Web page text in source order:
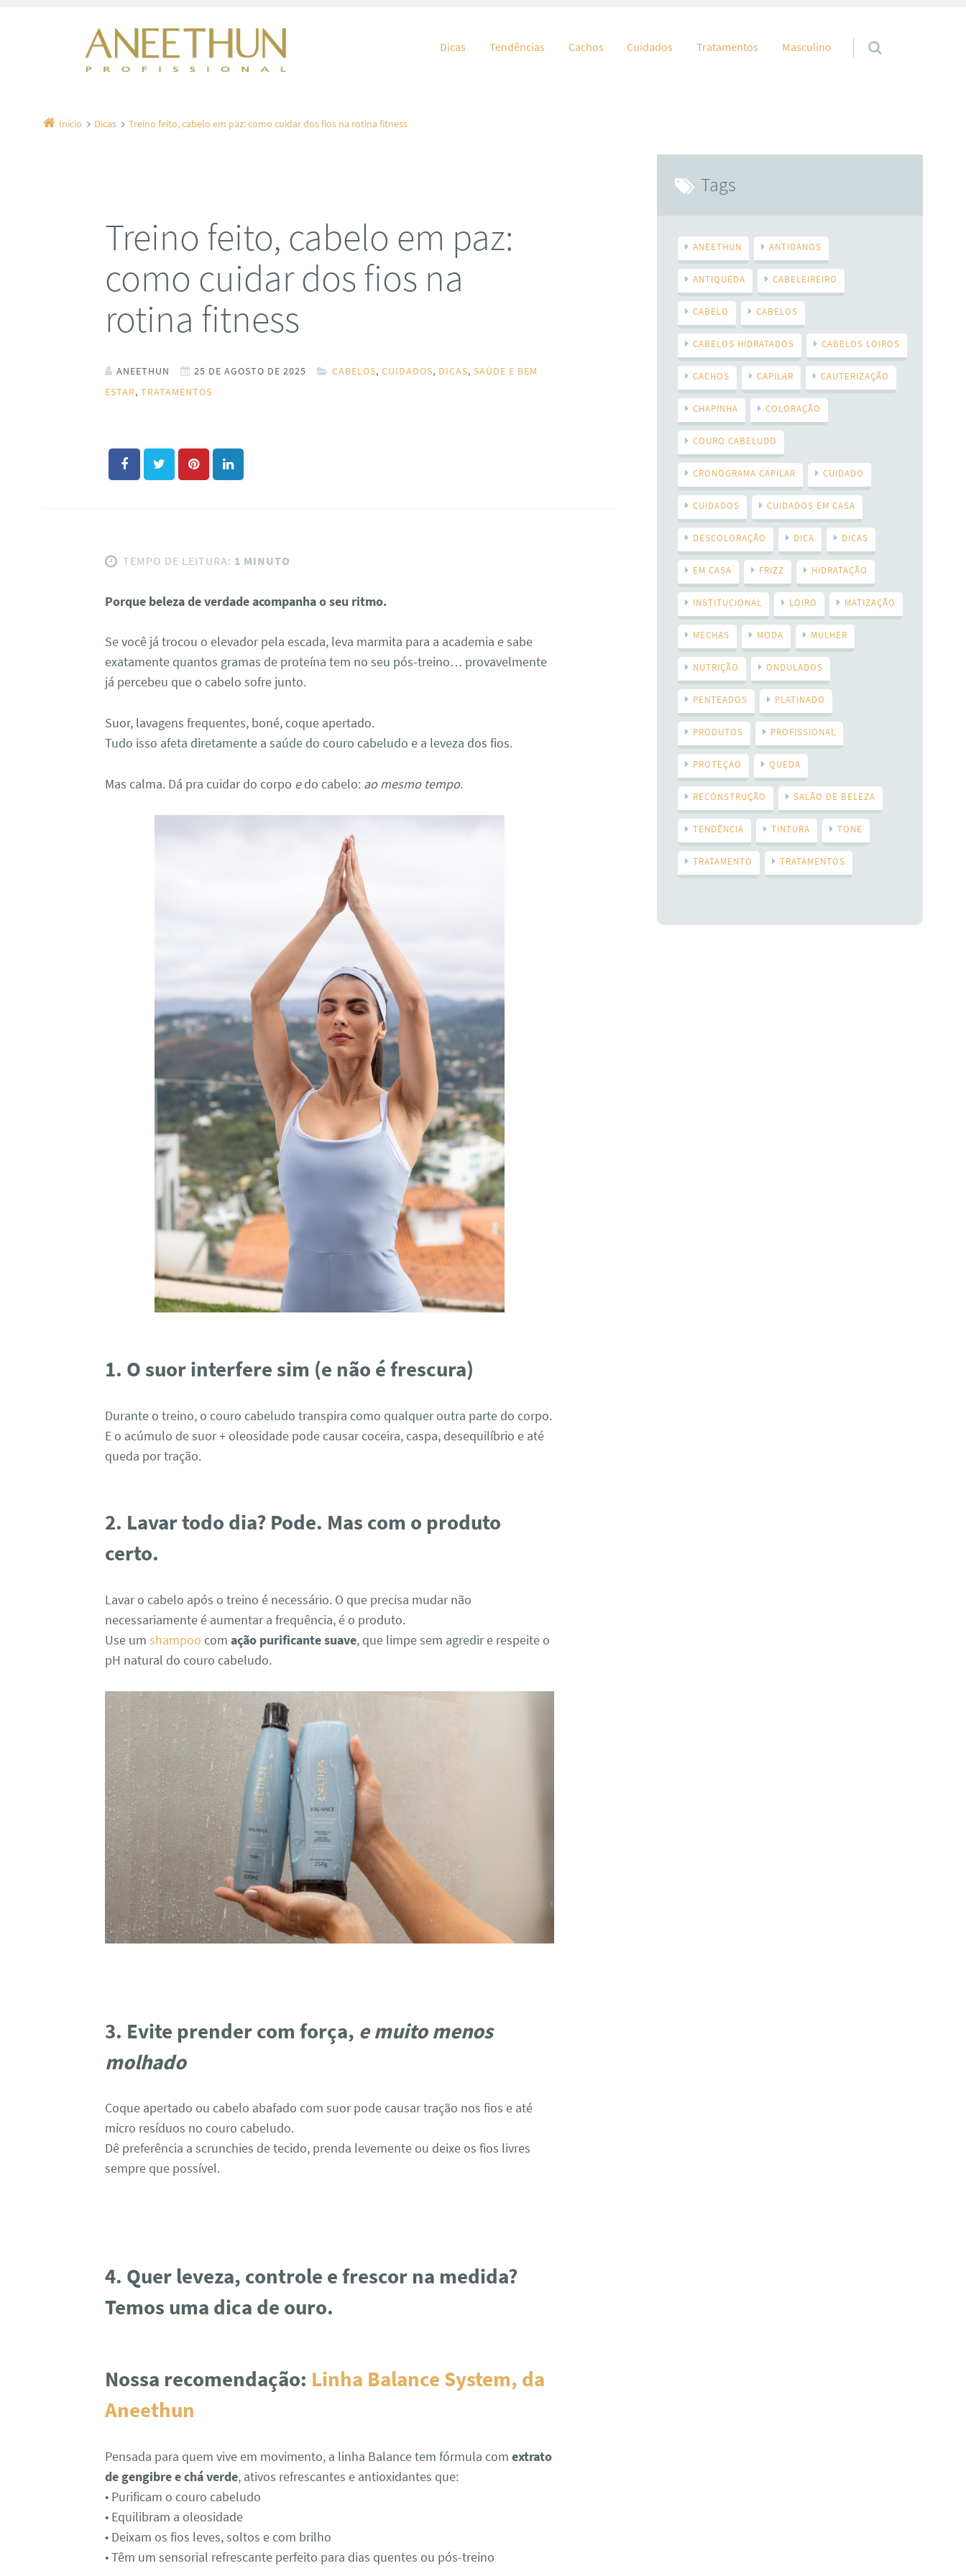
Pular para o conteúdo
Dicas Tendências Cachos Cuidados Tratamentos Masculino
Início Dicas Treino feito, cabelo em paz: como cuidar dos fios na rotina fitness
Treino feito, cabelo em paz:
como cuidar dos fios na
rotina fitness
ANEETHUN 25 DE AGOSTO DE 2025 CABELOS,CUIDADOS, DICAS,SAÚDE E BEM
ESTAR,TRATAMENTOS
TEMPO DE LEITURA: 1 MINUTO
Porque beleza de verdade acompanha o seu ritmo.
Se você já trocou o elevador pela escada, leva marmita para a academia e sabe
exatamente quantos gramas de proteína tem no seu pós-treino… provavelmente
já percebeu que o cabelo sofre junto.
Suor, lavagens frequentes, boné, coque apertado.
Tudo isso afeta diretamente a saúde do couro cabeludo e a leveza dos fios.
Mas calma. Dá pra cuidar do corpo edo cabelo: ao mesmo tempo.
1. O suor interfere sim (e não é frescura)
Durante o treino, o couro cabeludo transpira como qualquer outra parte do corpo.
E o acúmulo de suor + oleosidade pode causar coceira, caspa, desequilíbrio e até
queda por tração.
2. Lavar todo dia? Pode. Mas com o produto
certo.
Lavar o cabelo após o treino é necessário. O que precisa mudar não
necessariamente é aumentar a frequência, é o produto.
Use umshampoo comação purificante suave, que limpe sem agredir e respeite o
pH natural do couro cabeludo.
3. Evite prender com força, e muito menos
molhado
Coque apertado ou cabelo abafado com suor pode causar tração nos fios e até
micro resíduos no couro cabeludo.
Dê preferência a scrunchies de tecido, prenda levemente ou deixe os fios livres
sempre que possível.
4. Quer leveza, controle e frescor na medida?
Temos uma dica de ouro.
Nossa recomendação: Linha Balance System, da
Aneethun
Pensada para quem vive em movimento, a linha Balance tem fórmula comextrato
de gengibre e chá verde, ativos refrescantes e antioxidantes que:
• Purificam o couro cabeludo
• Equilibram a oleosidade
• Deixam os fios leves, soltos e com brilho
• Têm um sensorial refrescante perfeito para dias quentes ou pós-treino
Tags
ANEETHUN ANTIDANOS
ANTIQUEDA CABELEIREIRO
CABELO CABELOS
CABELOS HIDRATADOS CABELOS LOIROS
CACHOS CAPILAR CAUTERIZAÇÃO
CHAPINHA COLORAÇÃO
COURO CABELUDO
CRONOGRAMA CAPILAR CUIDADO
CUIDADOS CUIDADOS EM CASA
DESCOLORAÇÃO DICA DICAS
EM CASA FRIZZ HIDRATAÇÃO
INSTITUCIONAL LOIRO MATIZAÇÃO
MECHAS MODA MULHER
NUTRIÇÃO ONDULADOS
PENTEADOS PLATINADO
PRODUTOS PROFISSIONAL
PROTEÇAO QUEDA
RECONSTRUÇÃO SALÃO DE BELEZA
TENDÊNCIA TINTURA TONE
TRATAMENTO TRATAMENTOS